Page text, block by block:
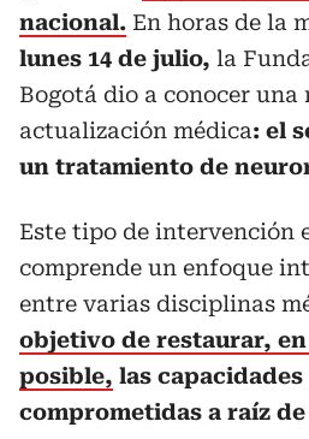
nacional. En horas de la
lunes 14 de julio, la
Bogotá dio a conocer una
actualización médica: el
un tratamiento de
Este tipo de intervención
comprende un enfoque
entre varias disciplinas
objetivo de restaurar,
posible, las
comprometidas a raíz